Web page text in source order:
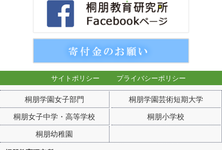
サイトポリシー プライバシーポリシー
桐朋学園女子部門 桐朋学園芸術短期大学
桐朋女子中学・高等学校 桐朋小学校
桐朋幼稚園